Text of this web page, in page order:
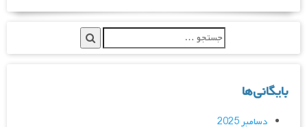
بایگانی‌ها
دسامبر 2025